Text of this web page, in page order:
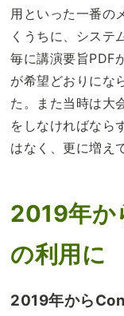
用といった一番の
くうちに、システ
毎に講演要旨PDF
が希望どおりにな
た。また当時は大
をしなければなら
はなく、更に増え
2019年
の利用に
2019年から